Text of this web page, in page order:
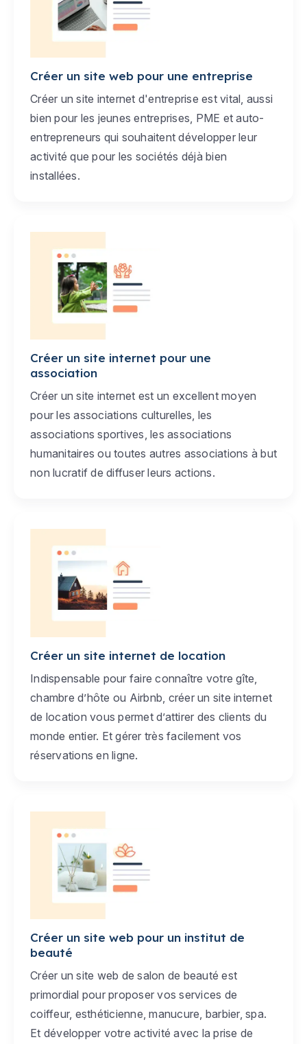
Créer un site web pour une entreprise
Créer un site internet d'entreprise est vital, aussi
bien pour les jeunes entreprises, PME et auto-
entrepreneurs qui souhaitent développer leur
activité que pour les sociétés déjà bien
installées.
Créer un site internet pour une
association
Créer un site internet est un excellent moyen
pour les associations culturelles, les
associations sportives, les associations
humanitaires ou toutes autres associations à but
non lucratif de diffuser leurs actions.
Créer un site internet de location
Indispensable pour faire connaître votre gîte,
chambre d’hôte ou Airbnb, créer un site internet
de location vous permet d’attirer des clients du
monde entier. Et gérer très facilement vos
réservations en ligne.
Créer un site web pour un institut de
beauté
Créer un site web de salon de beauté est
primordial pour proposer vos services de
coiffeur, esthéticienne, manucure, barbier, spa.
Et développer votre activité avec la prise de